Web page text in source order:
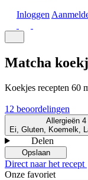
Inloggen
Matcha
Koekjes recepten 60
12 beoordelingen
Allergieën 4
Ei, Gluten, Koemelk,
Delen
Opslaan
Direct naar het recept
Onze favoriet